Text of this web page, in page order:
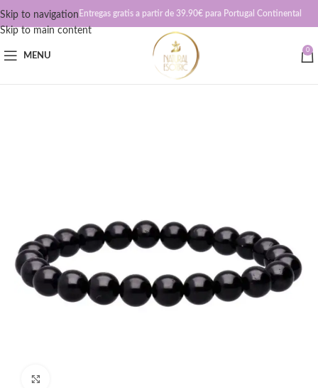
Skip to navigation
Skip to main content
Entregas gratis a partir de 39.90€ para Portugal Continental
MENU
0